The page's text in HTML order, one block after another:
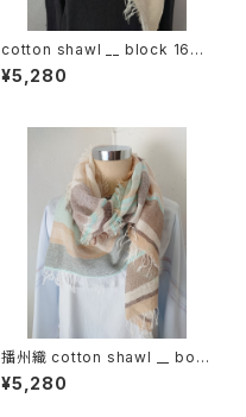
cotton shawl __ block 160
朝朗w
¥5,280
播州織 cotton shawl __ bord
er 160 啓蟄w
¥5,280